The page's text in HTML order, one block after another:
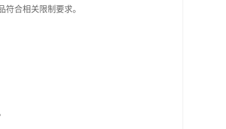
合相关限制要求。